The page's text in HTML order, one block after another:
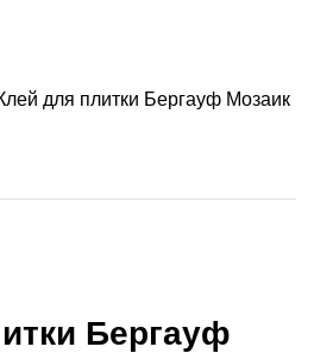
для плитки Бергауф Мозаик
Бергауф